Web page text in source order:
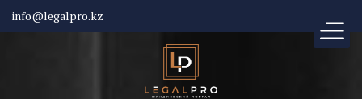
info@legalpro.kz